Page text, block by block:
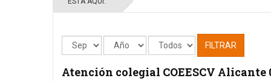
FILTRAR
Atención colegial COEESCV Alicante